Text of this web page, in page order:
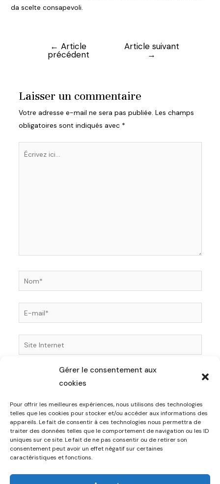
Gérer le consentement aux
cookies
Pour offrir les meilleures expériences, nous utilisons des technologies
telles que les cookies pour stocker et/ou accéder aux informations des
appareils. Le fait de consentir à ces technologies nous permettra de
traiter des données telles que le comportement de navigation ou les ID
uniques sur ce site. Le fait de ne pas consentir ou de retirer son
consentement peut avoir un effet négatif sur certaines
caractéristiques et fonctions.
da scelte consapevoli.
Navigation
← Article
précédent
Article suivant
→
Laisser un commentaire
Votre adresse e-mail ne sera pas publiée. Les champs
obligatoires sont indiqués avec *
Nom*
E-
mail*
Site
Internet